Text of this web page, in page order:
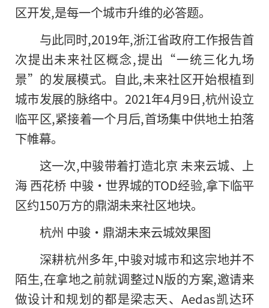
区开发,是每一个城市升维的必答题。
与此同时,2019年,浙江省政府工作报告首
次提出未来社区概念,提出“一统三化九场
景”的发展模式。自此,未来社区开始根植到
城市发展的脉络中。2021年4月9日,杭州设立
临平区,紧接着一个月后,首场集中供地土拍落
下帷幕。
这一次,中骏带着打造北京 未来云城、上
海 西花桥 中骏·世界城的TOD经验,拿下临平
区约150万方的鼎湖未来社区地块。
杭州 中骏·鼎湖未来云城效果图
深耕杭州多年,中骏对城市和这宗地并不
陌生,在拿地之前就调整过N版的方案,邀请来
做设计和规划的都是梁志天、Aedas凯达环